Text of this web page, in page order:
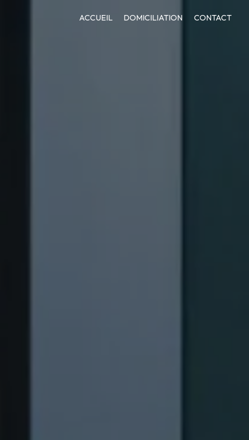
ACCUEIL DOMICILIATION CONTACT